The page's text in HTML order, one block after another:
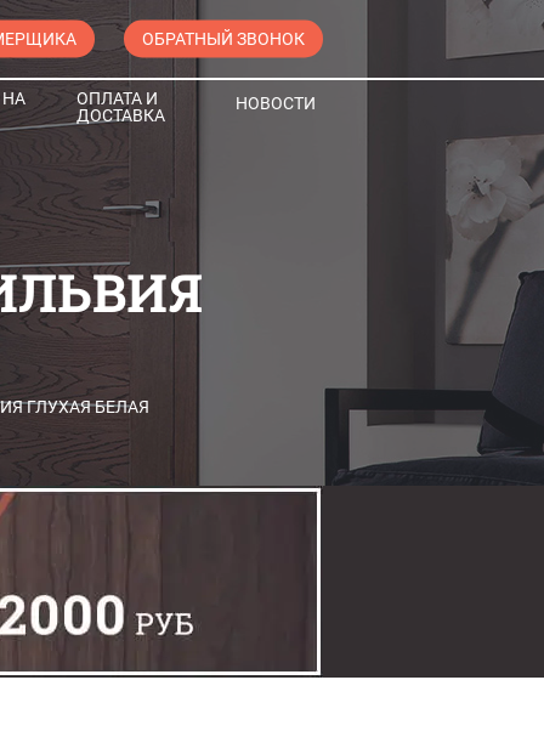
ОБРАТНЫЙ ЗВОНОК
НА
ОПЛАТА И
ДОСТАВКА
НОВОСТИ
ГЛУХАЯ БЕЛАЯ